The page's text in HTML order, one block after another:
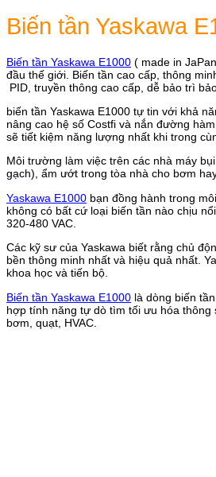
Biến tần Yaskawa
Biến tần Yaskawa E1000 ( made in
đầu thế giới. Biến tần cao cấp, thông
PID, truyền thông cao cấp, dễ bảo trì
biến tần Yaskawa E1000 tự tin với khả
nâng cao hệ số Costfi và nắn đường
sẽ tiết kiệm năng lượng nhất khi trong
Môi trường làm việc trên các nhà máy
gạch), ẩm ướt trong tòa nhà cho bơm
Yaskawa E1000 bạn đồng hành trong
không có bất cứ loại biến tần nào chịu
320-480 VAC.
Các kỹ sư của Yaskawa biết rằng chủ
bền thông minh nhất và hiệu quả nhất.
khoa học và tiến bộ.
Biến tần Yaskawa E1000 là dòng biến
hợp tính năng tự dò tìm tối ưu hóa thông
bơm, quạt, HVAC.